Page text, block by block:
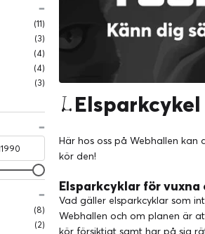
(11)
(3)
(4)
(4)
(3)
(8)
(2)
Här hos oss på Webhallen
kör den!
Elsparkcyklar för vuxna
Vad gäller elsparkcyklar som
Webhallen och om planen är
kör försiktigt samt har på sig